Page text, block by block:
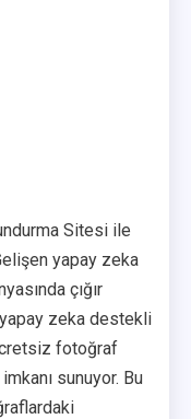
Sitesi ile
yapay zeka
çığır
zeka destekli
fotoğraf
sunuyor. Bu